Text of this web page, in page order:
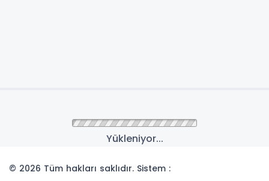
Yükleniyor...
© 2026 Tüm hakları saklıdır. Sistem :